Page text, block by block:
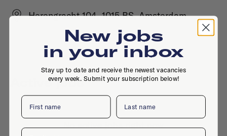
Herengracht 104, 1015 BS, Amsterdam
Active jobs
No active jobs right now
New jobs
in your inbox
Stay up to date and receive the newest vacancies
every week. Submit your subscription below!
First name Last name
Email